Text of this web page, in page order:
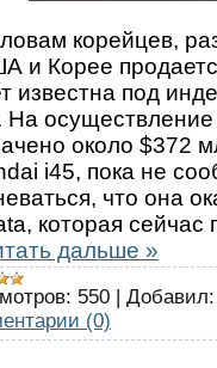
корейцев,
и Корее
известна под
На
около $372
i45, пока не
что она
которая сейчас
дальше »
550 | Добавил:
(0)